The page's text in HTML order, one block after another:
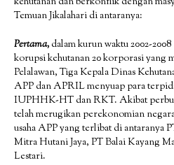
Temuan Jikalahari di antaranya:
Pertama, dalam kurun waktu 2002-
korupsi kehutanan 20 korporasi yang
Pelalawan, Tiga Kepala Dinas
APP dan APRIL menyuap para
IUPHHK-HT dan RKT. Akibat
telah merugikan perekonomian
usaha APP yang terlibat di antaranya
Mitra Hutani Jaya, PT Balai Kayang
Lestari.